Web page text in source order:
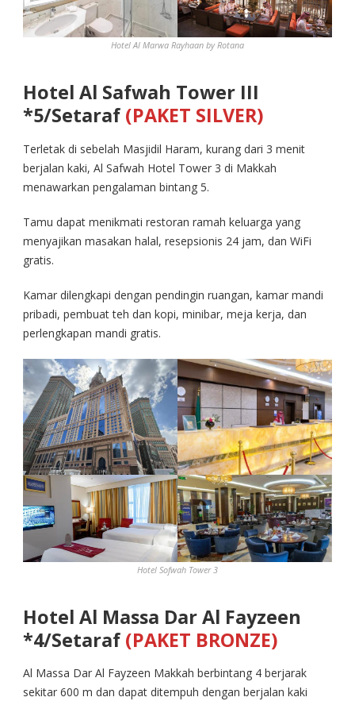
Hotel Al Marwa Rayhaan by Rotana
Hotel Al Safwah Tower III
*5/Setaraf (PAKET SILVER)
Terletak di sebelah Masjidil Haram, kurang dari 3 menit
berjalan kaki, Al Safwah Hotel Tower 3 di Makkah
menawarkan pengalaman bintang 5.
Tamu dapat menikmati restoran ramah keluarga yang
menyajikan masakan halal, resepsionis 24 jam, dan WiFi
gratis.
Kamar dilengkapi dengan pendingin ruangan, kamar mandi
pribadi, pembuat teh dan kopi, minibar, meja kerja, dan
perlengkapan mandi gratis.
Hotel Sofwah Tower 3
Hotel Al Massa Dar Al Fayzeen
*4/Setaraf (PAKET BRONZE)
Al Massa Dar Al Fayzeen Makkah berbintang 4 berjarak
sekitar 600 m dan dapat ditempuh dengan berjalan kaki